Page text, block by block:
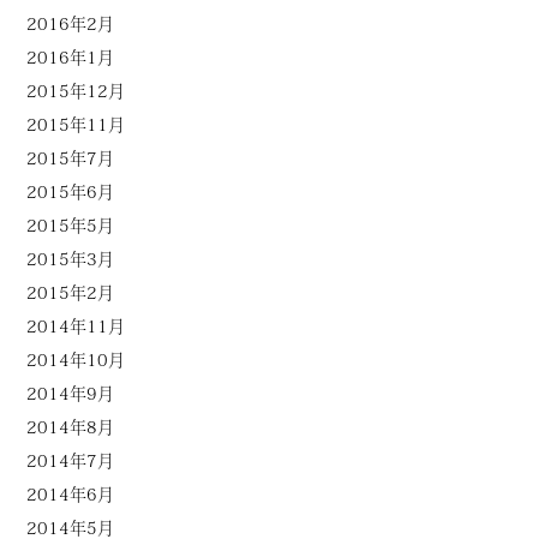
2016年2月
2016年1月
2015年12月
2015年11月
2015年7月
2015年6月
2015年5月
2015年3月
2015年2月
2014年11月
2014年10月
2014年9月
2014年8月
2014年7月
2014年6月
2014年5月